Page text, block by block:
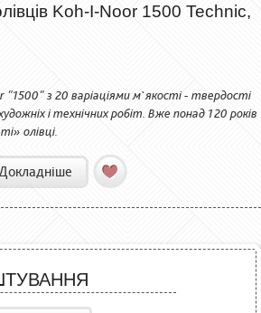
Koh-I-Noor 1500 Technic,
"1500" з 20 варіаціями м`якості - твердості
і технічних робіт. Вже понад 120 років
олівці.
Докладніше